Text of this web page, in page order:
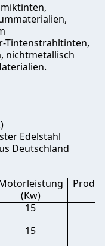
Tintenstrahltinten,
nichtmetallisch
Edelstahl
Deutschland
(Kw)
15
15